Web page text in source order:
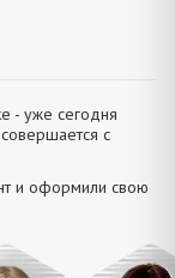
- уже сегодня
с
и оформили свою